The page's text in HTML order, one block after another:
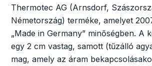
Thermotec AG (Arnsdorf,
Németország) terméke, amelyet
„Made in Germany” minőségben. A
egy 2 cm vastag, samott (tűzálló
mag, amely az áram